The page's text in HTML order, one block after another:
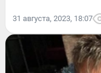
31 августа, 2023, 18:07